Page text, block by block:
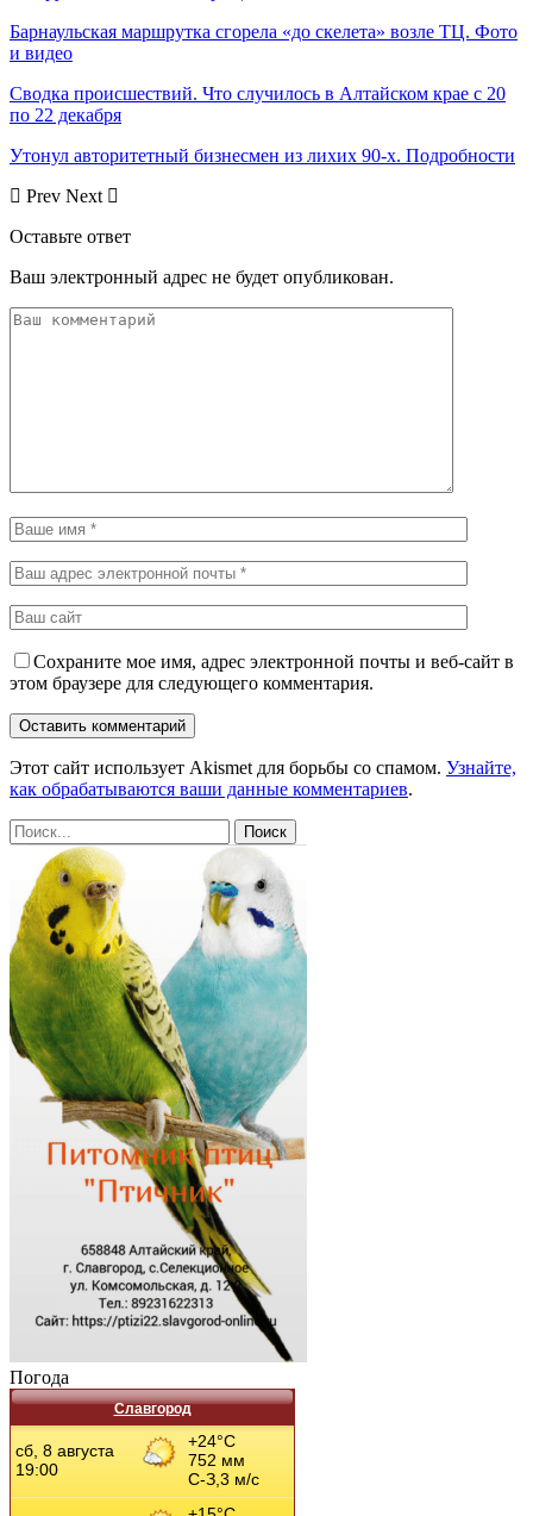
Барнаульская маршрутка сгорела «до скелета» возле ТЦ. Фото
и видео
Сводка происшествий. Что случилось в Алтайском крае с 20
по 22 декабря
Утонул авторитетный бизнесмен из лихих 90-х. Подробности
Prev Next
Оставьте ответ
Ваш электронный адрес не будет опубликован.
Сохраните мое имя, адрес электронной почты и веб-сайт в
этом браузере для следующего комментария.
Этот сайт использует Akismet для борьбы со спамом. Узнайте,
как обрабатываются ваши данные комментариев.
Погода
Славгород